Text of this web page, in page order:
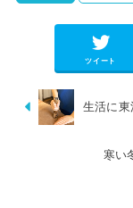
ツイート
生活に東
寒い